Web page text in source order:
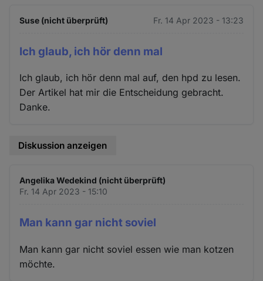
Suse (nicht überprüft) Fr. 14 Apr 2023 - 13:23
Ich glaub, ich hör denn mal
Ich glaub, ich hör denn mal auf, den hpd zu lesen.
Der Artikel hat mir die Entscheidung gebracht.
Danke.
Diskussion anzeigen
Angelika Wedekind (nicht überprüft)
Fr. 14 Apr 2023 - 15:10
Man kann gar nicht soviel
Man kann gar nicht soviel essen wie man kotzen
möchte.